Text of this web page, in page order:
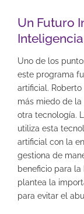
Un Futuro
Uno de los
este programa
artificial.
más miedo de
otra tecnología.
utiliza esta
artificial con la
gestiona de
beneficio para
plantea la
para evitar el